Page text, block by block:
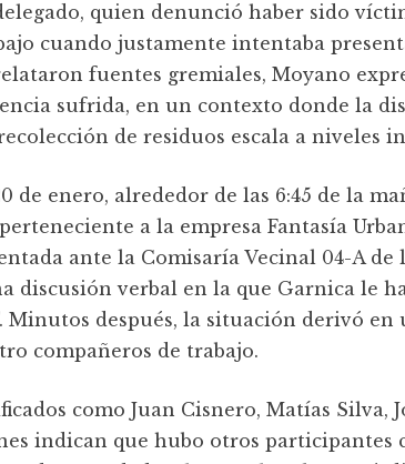
quien denunció haber sido
cuando justamente intentaba
fuentes gremiales, Moyano
sufrida, en un contexto donde la
de residuos escala a niveles
de enero, alrededor de las 6:45 de la
a la empresa Fantasía
ante la Comisaría Vecinal 04-A de
discusión verbal en la que Garnica le
Minutos después, la situación derivó
compañeros de trabajo.
como Juan Cisnero, Matías Silva,
indican que hubo otros participantes